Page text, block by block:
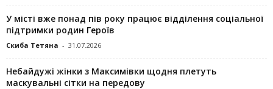
У місті вже понад пів року працює відділення соціальної
підтримки родин Героїв
Скиба Тетяна - 31.07.2026
Небайдужі жінки з Максимівки щодня плетуть
маскувальні сітки на передову